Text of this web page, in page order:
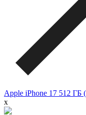
Apple iPhone 17 512 ГБ
x